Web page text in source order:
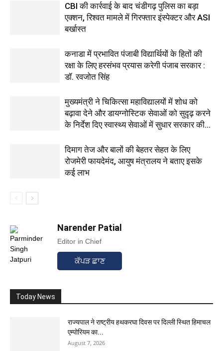
CBI की कार्रवाई के बाद चंडीगढ़ पुलिस का बड़ा
एक्शन, रिश्वत मामले में गिरफ्तार इंस्पेक्टर और ASI
बर्खास्त
कनाडा में प्रभावित पंजाबी विद्यार्थियों के हितों की
रक्षा के लिए हरसंभव प्रयास करेगी पंजाब सरकार :
डॉ. रवजोत सिंह
मुख्यमंत्री ने चिकित्सा महाविद्यालयों में शोध को
बढ़ावा देने और डायग्नोस्टिक सेवाओं को सुदृढ़ करने
के निर्देश दिए स्वास्थ्य सेवाओं में सुधार सरकार की...
दिमाग तेज और बालों की बेहतर सेहत के लिए
रोजमेरी फायदेमंद, आयुष मंत्रालय ने बताए इसके
कई लाभ
Narender Patial
Editor in Chief
ਕੱਪੜ ਛਾਣ
Today News
राज्यपाल ने राष्ट्रीय हथकरघा दिवस पर दिल्ली स्थित हिमाचल
एम्पोरियम का...
August 7, 2026